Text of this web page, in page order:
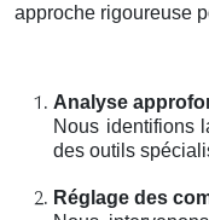
approche rigoureuse
Analyse
Nous identifions
des outils
Réglage des